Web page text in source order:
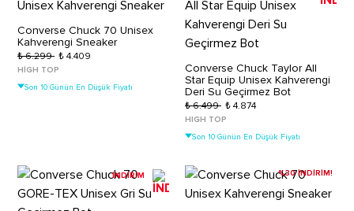
Converse Chuck 70 Unisex
Kahverengi Sneaker
₺ 6.299 ₺ 4.409
HIGH TOP
Son 10 Günün En Düşük Fiyatı
Converse Chuck Taylor All
Star Equip Unisex Kahverengi
Deri Su Geçirmez Bot
₺ 6.499 ₺ 4.874
HIGH TOP
Son 10 Günün En Düşük Fiyatı
İNDİRİM %30 İNDİRİM!